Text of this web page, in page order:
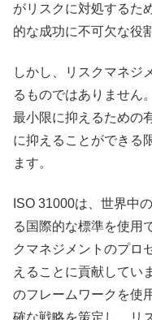
がリスクに対処するた
的な成功に不可欠な役
しかし、リスクマネジ
るものではありません
最小限に抑えるための
に抑えることができる
ます。
ISO 31000は、世界中
る国際的な標準を使用
クマネジメントのプロ
えることに貢献してい
のフレームワークを使